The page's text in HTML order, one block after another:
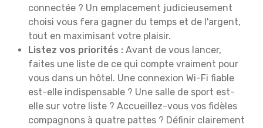
connectée ? Un emplacement judicieusement
choisi vous fera gagner du temps et de l'argent,
tout en maximisant votre plaisir.
Listez vos priorités : Avant de vous lancer,
faites une liste de ce qui compte vraiment pour
vous dans un hôtel. Une connexion Wi-Fi fiable
est-elle indispensable ? Une salle de sport est-
elle sur votre liste ? Accueillez-vous vos fidèles
compagnons à quatre pattes ? Définir clairement